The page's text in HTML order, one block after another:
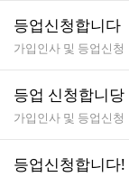
등업신청합니다
게시판명
가입인사 및 등업신청
등업 신청합니당
게시판명
가입인사 및 등업신청
등업신청합니다!